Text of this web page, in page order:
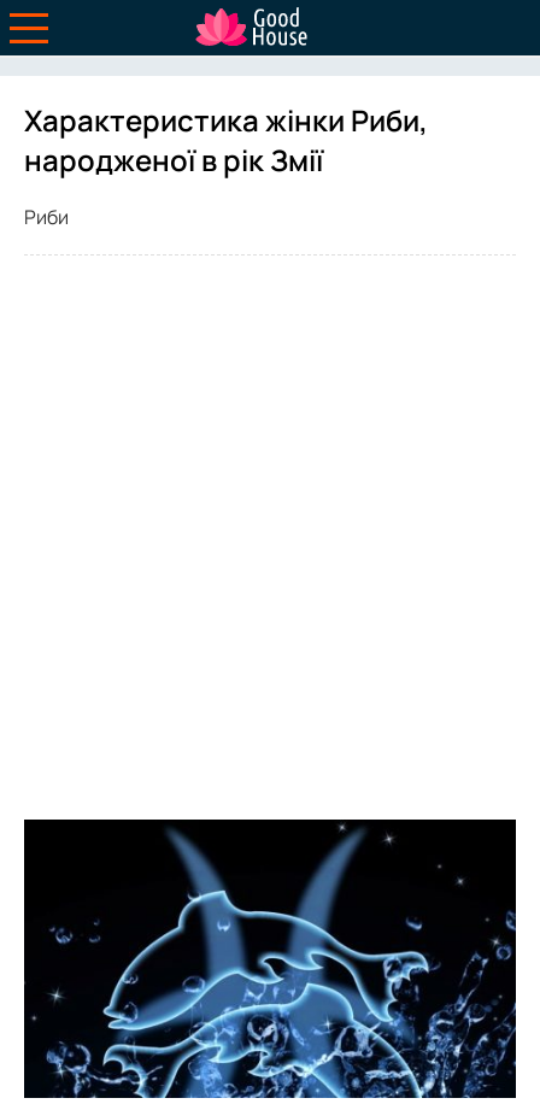
Характеристика жінки Риби,
народженої в рік Змії
Риби